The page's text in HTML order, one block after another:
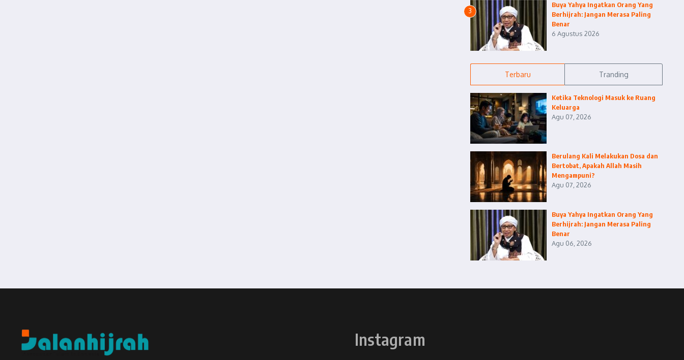
3
Buya Yahya Ingatkan Orang Yang
Berhijrah: Jangan Merasa Paling
Benar
6 Agustus 2026
Terbaru Tranding
Ketika Teknologi Masuk ke Ruang
Keluarga
Agu 07, 2026
Berulang Kali Melakukan Dosa dan
Bertobat, Apakah Allah Masih
Mengampuni?
Agu 07, 2026
Buya Yahya Ingatkan Orang Yang
Berhijrah: Jangan Merasa Paling
Benar
Agu 06, 2026
Instagram